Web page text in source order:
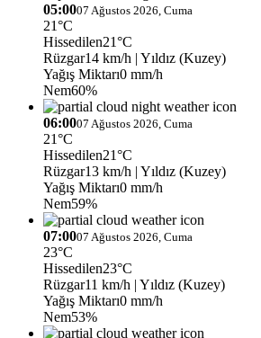
05:0007 Ağustos 2026, Cuma
21°C
Hissedilen21°C
Rüzgar14 km/h | Yıldız (Kuzey)
Yağış Miktarı0 mm/h
Nem60%
06:0007 Ağustos 2026, Cuma
21°C
Hissedilen21°C
Rüzgar13 km/h | Yıldız (Kuzey)
Yağış Miktarı0 mm/h
Nem59%
07:0007 Ağustos 2026, Cuma
23°C
Hissedilen23°C
Rüzgar11 km/h | Yıldız (Kuzey)
Yağış Miktarı0 mm/h
Nem53%